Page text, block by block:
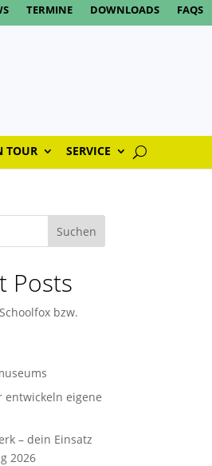
TERMINE DOWNLOADS FAQS
TOUR SERVICE
Suchen
Posts
bzw.
entwickeln eigene
– dein Einsatz
2026